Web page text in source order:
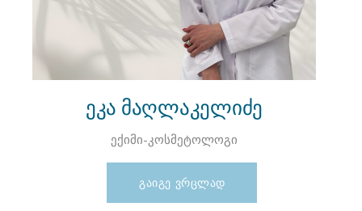
ეკა მაღლაკელიძე
ექიმი-კოსმეტოლოგი
ᲒᲐᲘᲒᲔ ᲕᲠᲪᲚᲐᲓ